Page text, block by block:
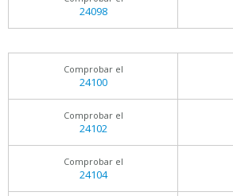
24098
Comprobar el
24100
Comprobar el
24102
Comprobar el
24104